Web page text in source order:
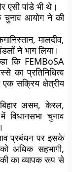
एसी पांडे भी थे।
चुनाव आयोग ने की
मालदीव,
ने भाग लिया।
कि FEMBoSA
का प्रतिनिधित्व
सक्रिय क्षेत्रीय
असम, केरल,
विधानसभा चुनाव
प्रबंधन पर इसके
अधिक सहभागी,
का व्यापक रूप से